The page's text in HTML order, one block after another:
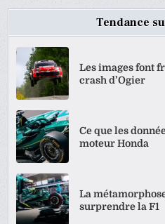
Tendance
Les images font
crash d’Ogier
Ce que les
moteur Honda
La
surprendre la F1